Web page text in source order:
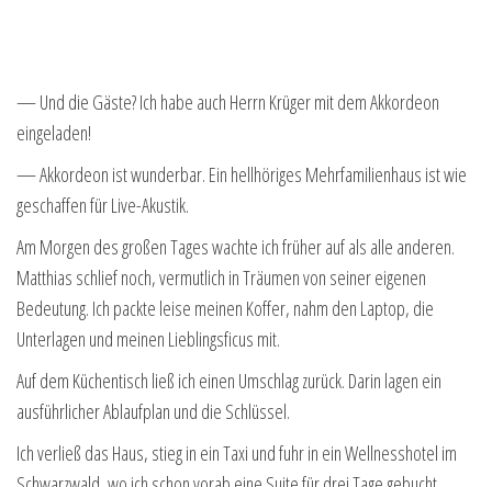
— Und die Gäste? Ich habe auch Herrn Krüger mit dem Akkordeon
eingeladen!
— Akkordeon ist wunderbar. Ein hellhöriges Mehrfamilienhaus ist wie
geschaffen für Live-Akustik.
Am Morgen des großen Tages wachte ich früher auf als alle anderen.
Matthias schlief noch, vermutlich in Träumen von seiner eigenen
Bedeutung. Ich packte leise meinen Koffer, nahm den Laptop, die
Unterlagen und meinen Lieblingsficus mit.
Auf dem Küchentisch ließ ich einen Umschlag zurück. Darin lagen ein
ausführlicher Ablaufplan und die Schlüssel.
Ich verließ das Haus, stieg in ein Taxi und fuhr in ein Wellnesshotel im